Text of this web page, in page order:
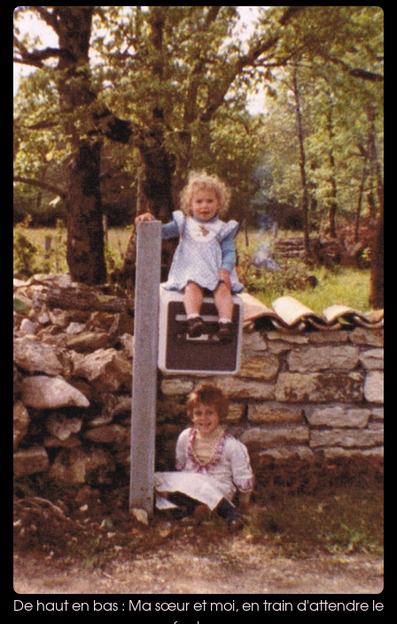
De haut en bas : Ma sœur et moi, en train d'attendre le